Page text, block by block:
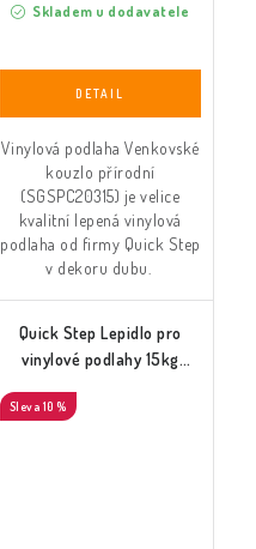
Skladem u dodavatele
Vinylová podlaha Venkovské
kouzlo přírodní
(SGSPC20315) je velice
kvalitní lepená vinylová
podlaha od firmy Quick Step
v dekoru dubu.
Quick Step Lepidlo pro
vinylové podlahy 15kg
10 %